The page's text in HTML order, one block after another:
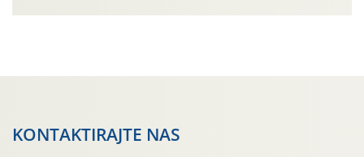
KONTAKTIRAJTE NAS